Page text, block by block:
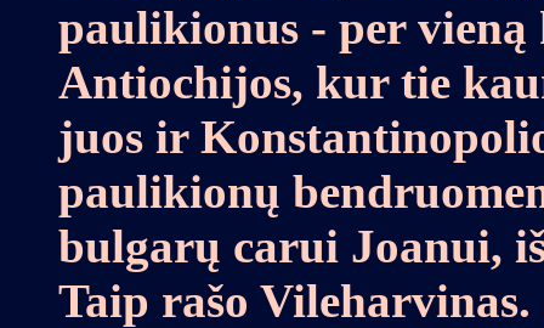
paulikionus - per
Antiochijos, kur tie
juos ir
paulikionų
bulgarų carui Joanui,
Taip rašo